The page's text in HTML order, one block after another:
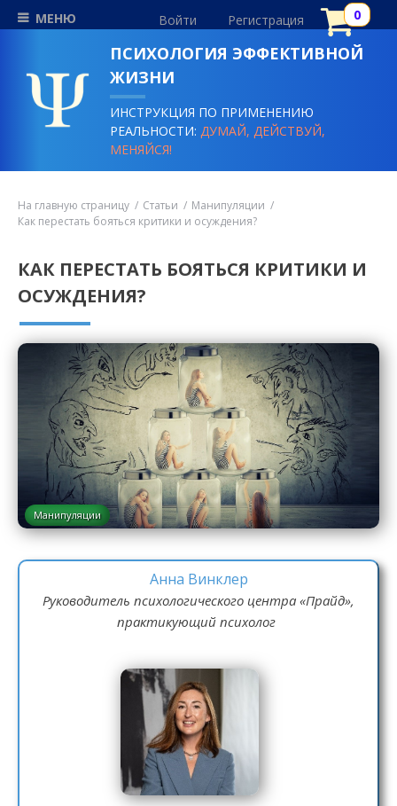
МЕНЮ Войти Регистрация
ПСИХОЛОГИЯ ЭФФЕКТИВНОЙ
ЖИЗНИ
ИНСТРУКЦИЯ ПО ПРИМЕНЕНИЮ
РЕАЛЬНОСТИ:ДУМАЙ, ДЕЙСТВУЙ,
МЕНЯЙСЯ!
На главную страницу Статьи
Манипуляции
Как перестать бояться критики и осуждения?
КАК ПЕРЕСТАТЬ БОЯТЬСЯ КРИТИКИ И
ОСУЖДЕНИЯ?
Манипуляции
Анна Винклер
Руководитель психологического центра «Прайд»,
практикующий психолог